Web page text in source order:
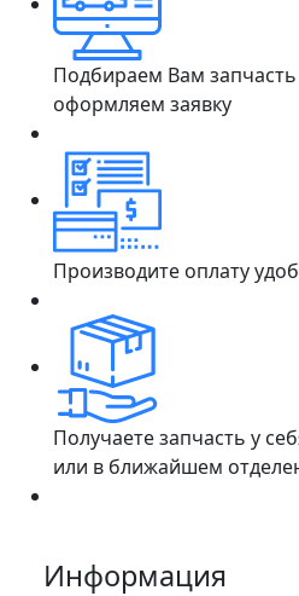
Подбираем Вам
оформляем заявку
Производите оплату
Получаете запчасть у
или в ближайшем
Информация